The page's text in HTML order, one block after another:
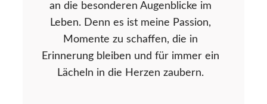
an die besonderen Augenblicke im
Leben. Denn es ist meine Passion,
Momente zu schaffen, die in
Erinnerung bleiben und für immer ein
Lächeln in die Herzen zaubern.